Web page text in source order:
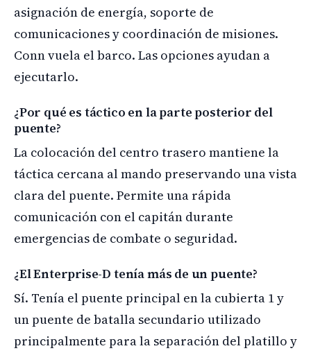
asignación de energía, soporte de
comunicaciones y coordinación de misiones.
Conn vuela el barco. Las opciones ayudan a
ejecutarlo.
¿Por qué es táctico en la parte posterior del
puente?
La colocación del centro trasero mantiene la
táctica cercana al mando preservando una vista
clara del puente. Permite una rápida
comunicación con el capitán durante
emergencias de combate o seguridad.
¿El Enterprise-D tenía más de un puente?
Sí. Tenía el puente principal en la cubierta 1 y
un puente de batalla secundario utilizado
principalmente para la separación del platillo y